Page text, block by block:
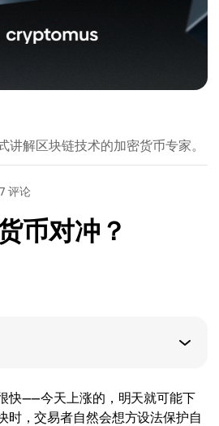
讲解区块链技术的加密货币专家。
7 评论
币对冲？
快——今天上涨的，明天就可能下
时，交易者自然会想方设法保护自